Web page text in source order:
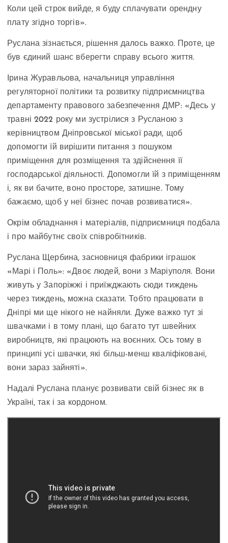
Коли цей строк вийде, я буду сплачувати орендну
плату згідно торгів».
Руслана зізнається, рішення далось важко. Проте, це
був єдиний шанс вберегти справу всього життя.
Ірина Журавльова, начальниця управління
регуляторної політики та розвитку підприємництва
департаменту правового забезпечення ДМР: «Десь у
травні 2022 року ми зустрілися з Русланою з
керівництвом Дніпровської міської ради, щоб
допомогти їй вирішити питання з пошуком
приміщення для розміщення та здійснення її
господарської діяльності. Допомогли їй з приміщенням
і, як ви бачите, воно просторе, затишне. Тому
бажаємо, щоб у неї бізнес почав розвиватися».
Окрім обладнання і матеріалів, підприємниця подбала
і про майбутнє своїх співробітників.
Руслана Щербина, засновниця фабрики іграшок
«Марі і Поль»: «Двоє людей, вони з Маріуполя. Вони
живуть у Запоріжжі і приїжджають сюди тиждень
через тиждень, можна сказати. Тобто працювати в
Дніпрі ми ще нікого не найняли. Дуже важко тут зі
швачками і в тому плані, що багато тут швейних
виробництв, які працюють на воєнних. Ось тому в
принципі усі швачки, які більш-менш кваліфіковані,
вони зараз зайняті».
Надалі Руслана планує розвивати свій бізнес як в
Україні, так і за кордоном.